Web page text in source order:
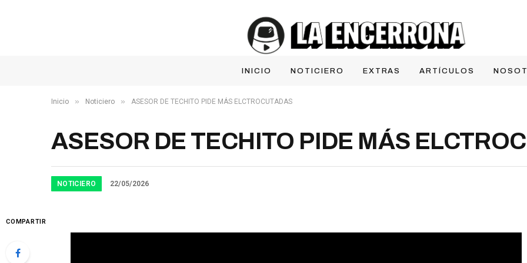
INICIO NOTICIERO EXTRAS ARTÍCULOS
Inicio » Noticiero » ASESOR DE TECHITO PIDE MÁS ELCTROCUTADAS
ASESOR DE TECHITO PIDE MÁS
NOTICIERO 22/05/2026
COMPARTIR